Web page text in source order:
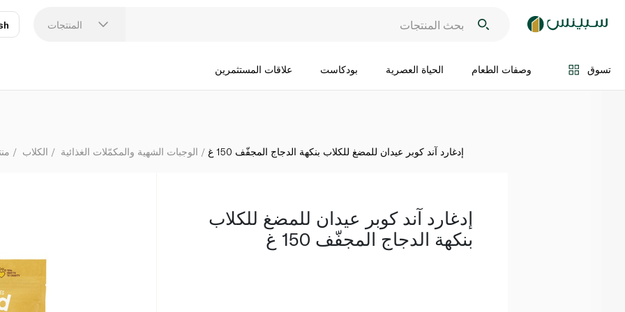
المنتجات
تسوق وصفات الطعام الحياة العصرية بودكاست علاقات المستثمرين
اضف الى السلة
الكلاب الوجبات الشهية والمكمّلات الغذائية إدغارد آند كوبر عيدان للمضغ للكلاب بنكهة الدجاج المجفّف 150 غ
إدغارد آند كوبر عيدان للمضغ للكلاب
بنكهة الدجاج المجفّف 150 غ